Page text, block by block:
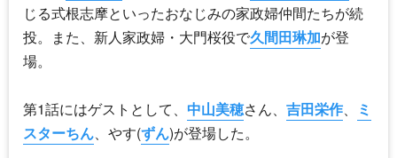
じる式根志摩といったおなじみの家政婦仲間たちが続
投。また、新人家政婦・大門桜役で久間田琳加が登
場。
第1話にはゲストとして、 中山美穂さん、 吉田栄作、
ミ
スターちん、やす(ずん)が登場した。